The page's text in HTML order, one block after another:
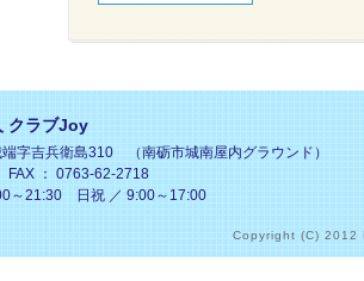
クラブJoy
字吉兵衛島310 （南砺市城南屋内グラウンド）
： 0763-62-2718
～21:30 日祝 ／ 9:00～17:00
Copyright (C) 2012